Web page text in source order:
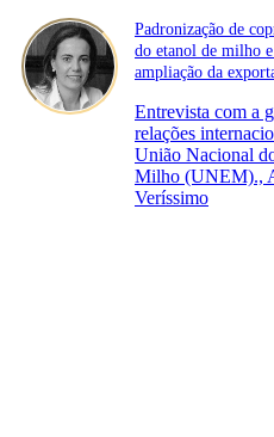
Padronização de
do etanol de milho
ampliação da
Entrevista com a
relações
União Nacional
Milho (UNEM).,
Veríssimo